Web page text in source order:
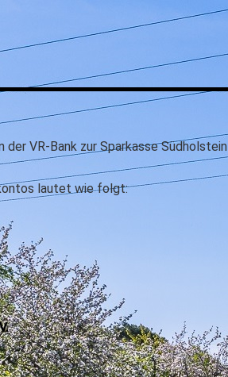
der VR-Bank zur Sparkasse Südholstein
lautet wie folgt: